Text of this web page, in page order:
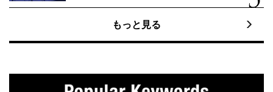
もっと見る